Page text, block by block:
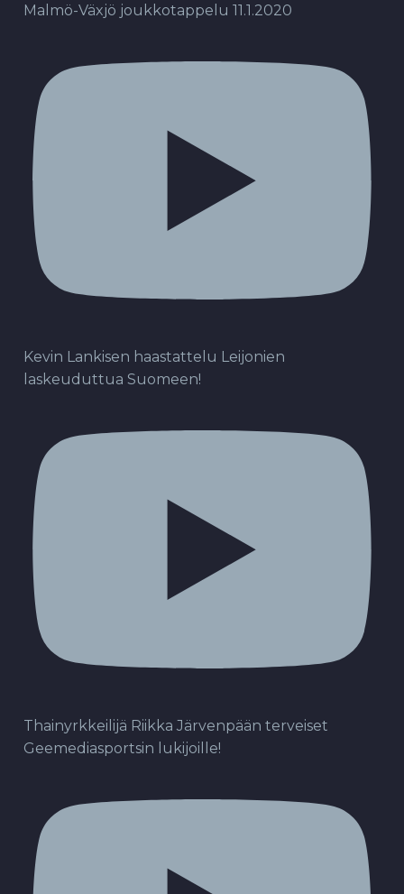
Malmö-Växjö joukkotappelu 11.1.2020
Kevin Lankisen haastattelu Leijonien
laskeuduttua Suomeen!
Thainyrkkeilijä Riikka Järvenpään terveiset
Geemediasportsin lukijoille!